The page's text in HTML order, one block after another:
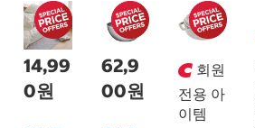
14,99
0원
62,9
00원
회원
전용 아
이템